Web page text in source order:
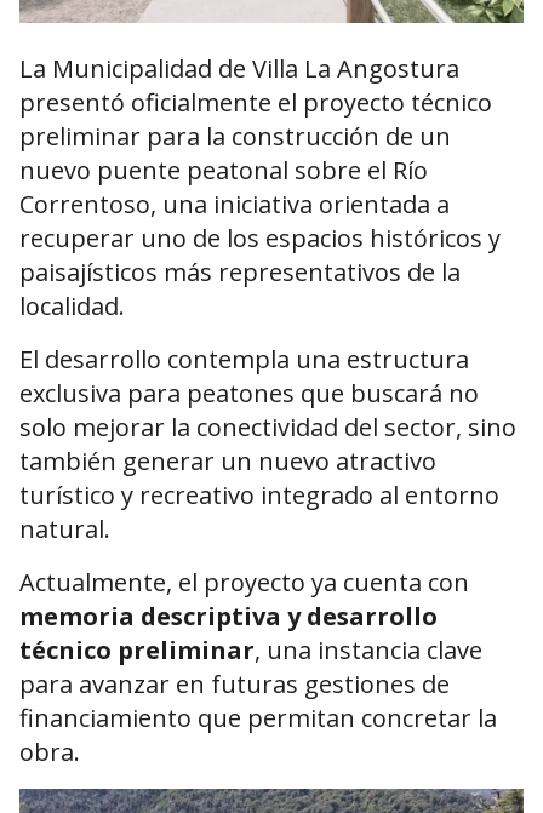
La Municipalidad de Villa La Angostura
presentó oficialmente el proyecto técnico
preliminar para la construcción de un
nuevo puente peatonal sobre el Río
Correntoso, una iniciativa orientada a
recuperar uno de los espacios históricos y
paisajísticos más representativos de la
localidad.
El desarrollo contempla una estructura
exclusiva para peatones que buscará no
solo mejorar la conectividad del sector, sino
también generar un nuevo atractivo
turístico y recreativo integrado al entorno
natural.
Actualmente, el proyecto ya cuenta con
memoria descriptiva y desarrollo
técnico preliminar, una instancia clave
para avanzar en futuras gestiones de
financiamiento que permitan concretar la
obra.